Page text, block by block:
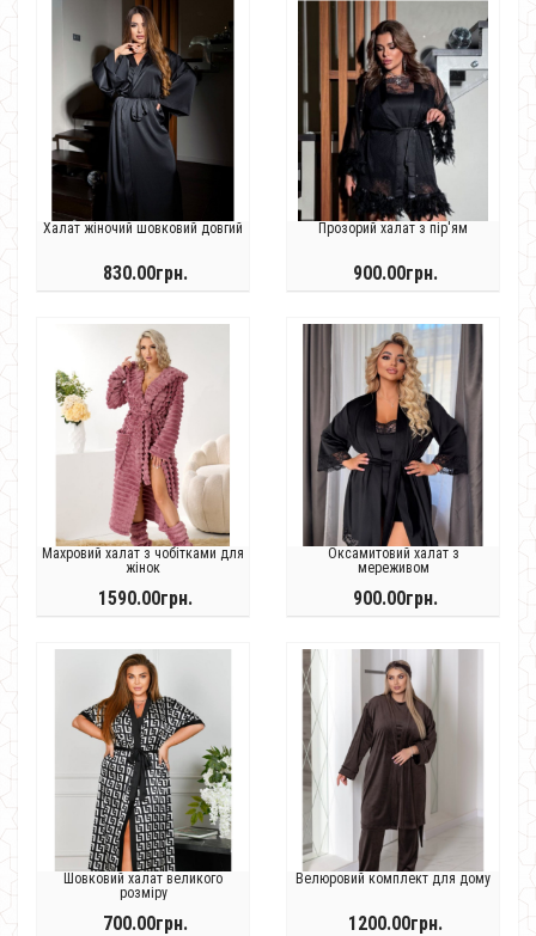
Халат жіночий шовковий довгий
830.00грн.
Прозорий халат з пір'ям
900.00грн.
Махровий халат з чобітками для
жінок
1590.00грн.
Оксамитовий халат з
мереживом
900.00грн.
Шовковий халат великого
розміру
700.00грн.
Велюровий комплект для дому
1200.00грн.